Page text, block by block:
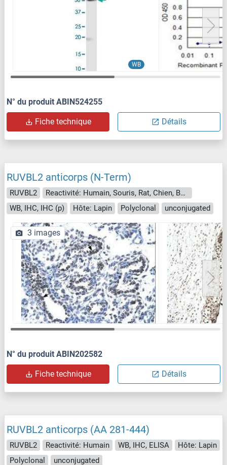
WB
N° du produit ABIN524255
Fiche technique Détails
RUVBL2 anticorps (N-Term)
RUVBL2
Reactivité: Humain, Souris, Rat, Chien, Boeuf (Vache), Cobaye, Cheval, Lapin, Singe, Porc, Roussette (Chauve-souris)
WB, IHC, IHC (p)
Hôte: Lapin Polyclonal unconjugated
3 images
N° du produit ABIN202582
Fiche technique Détails
RUVBL2 anticorps (AA 281-444)
RUVBL2 Reactivité: Humain WB, IHC, ELISA
Hôte: Lapin
Polyclonal
unconjugated